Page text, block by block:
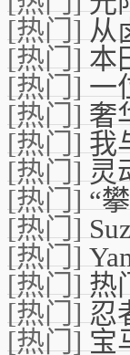
[热门]从
[热门]本
[热门]一
[热门]奢
[热门]我
[热门]灵
[热门]“
[热门]
[热门]
[热门]热
[热门]忍
[热门]宝